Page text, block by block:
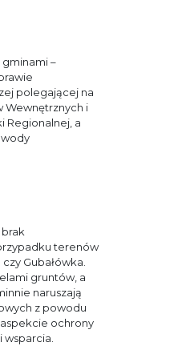
–
polegającej na
Wewnętrznych i
Regionalnej, a
terenów
Gubałówka.
gruntów, a
naruszają
z powodu
ochrony